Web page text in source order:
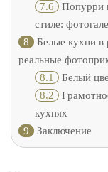
7.6 Попурри
стиле:
8
Белые кухни в
реальные
8.1 Белый
8.2
кухнях
9
Заключение